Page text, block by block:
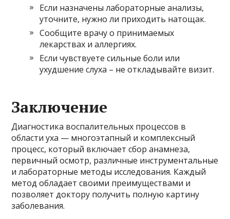
Если назначены лабораторные анализы,
уточните, нужно ли приходить натощак.
Сообщите врачу о принимаемых
лекарствах и аллергиях.
Если чувствуете сильные боли или
ухудшение слуха – не откладывайте визит.
Заключение
Диагностика воспалительных процессов в
области уха — многоэтапный и комплексный
процесс, который включает сбор анамнеза,
первичный осмотр, различные инструментальные
и лабораторные методы исследования. Каждый
метод обладает своими преимуществами и
позволяет доктору получить полную картину
заболевания.